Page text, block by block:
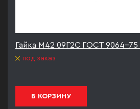
Гайка М42 09Г2С ГОСТ 9064-75
под заказ
В КОРЗИНУ